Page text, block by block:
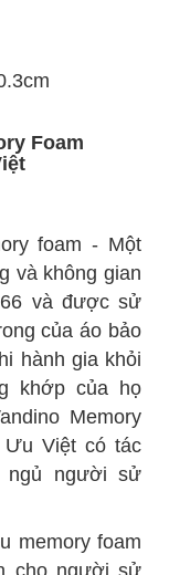
Foam
foam - Một
và không gian
và được sử
của áo bảo
hành gia khỏi
khớp của họ
Memory
Ưu Việt có tác
ngủ người sử
memory foam
cho người sử